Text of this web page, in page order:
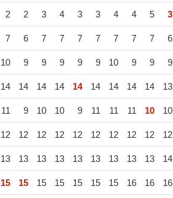
2 2 3 4 3 3 4 4 5 3
7 6 7 7 7 7 7 7 7 6
10 9 9 9 9 9 10 9 9 9
14 14 14 14 14 14 14 14 14 13
11 9 10 10 9 11 11 11 10 10
12 12 12 12 12 12 12 12 12 12
13 13 13 13 13 13 13 13 13 14
15 15 15 15 15 15 15 16 16 16